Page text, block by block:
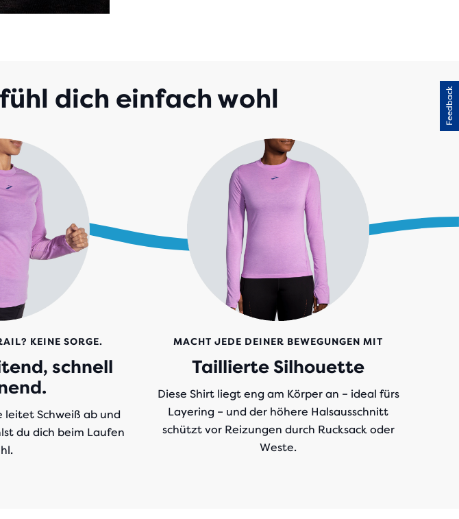
dich einfach wohl
KEINE SORGE.
schnell
leitet Schweiß ab und
du dich beim Laufen
MACHT JEDE DEINER BEWEGUNGEN MIT
Taillierte Silhouette
Diese Shirt liegt eng am Körper an – ideal fürs
Layering – und der höhere Halsausschnitt
schützt vor Reizungen durch Rucksack oder
Weste.
Feedback